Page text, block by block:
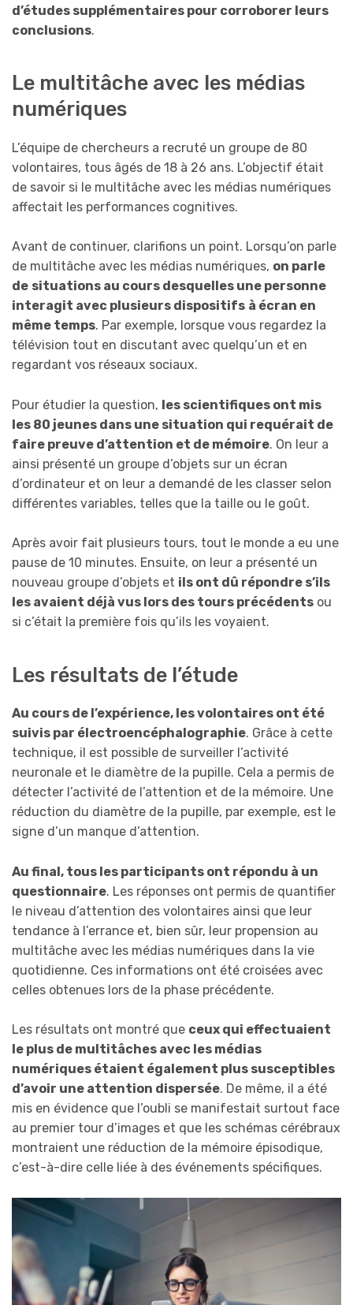
d’études supplémentaires pour corroborer leurs
conclusions.
Le multitâche avec les médias
numériques
L’équipe de chercheurs a recruté un groupe de 80
volontaires, tous âgés de 18 à 26 ans. L’objectif était
de savoir si le multitâche avec les médias numériques
affectait les performances cognitives.
Avant de continuer, clarifions un point. Lorsqu’on parle
de multitâche avec les médias numériques, on parle
de situations au cours desquelles une personne
interagit avec plusieurs dispositifs à écran en
même temps. Par exemple, lorsque vous regardez la
télévision tout en discutant avec quelqu’un et en
regardant vos réseaux sociaux.
Pour étudier la question, les scientifiques ont mis
les 80 jeunes dans une situation qui requérait de
faire preuve d’attention et de mémoire. On leur a
ainsi présenté un groupe d’objets sur un écran
d’ordinateur et on leur a demandé de les classer selon
différentes variables, telles que la taille ou le goût.
Après avoir fait plusieurs tours, tout le monde a eu une
pause de 10 minutes. Ensuite, on leur a présenté un
nouveau groupe d’objets et ils ont dû répondre s’ils
les avaient déjà vus lors des tours précédents ou
si c’était la première fois qu’ils les voyaient.
Les résultats de l’étude
Au cours de l’expérience, les volontaires ont été
suivis par électroencéphalographie. Grâce à cette
technique, il est possible de surveiller l’activité
neuronale et le diamètre de la pupille. Cela a permis de
détecter l’activité de l’attention et de la mémoire. Une
réduction du diamètre de la pupille, par exemple, est le
signe d’un manque d’attention.
Au final, tous les participants ont répondu à un
questionnaire. Les réponses ont permis de quantifier
le niveau d’attention des volontaires ainsi que leur
tendance à l’errance et, bien sûr, leur propension au
multitâche avec les médias numériques dans la vie
quotidienne. Ces informations ont été croisées avec
celles obtenues lors de la phase précédente.
Les résultats ont montré que ceux qui effectuaient
le plus de multitâches avec les médias
numériques étaient également plus susceptibles
d’avoir une attention dispersée. De même, il a été
mis en évidence que l’oubli se manifestait surtout face
au premier tour d’images et que les schémas cérébraux
montraient une réduction de la mémoire épisodique,
c’est-à-dire celle liée à des événements spécifiques.